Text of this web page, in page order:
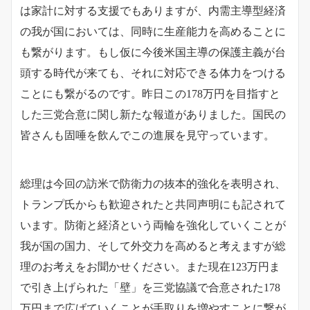
は家計に対する支援でもありますが、内需主導型経済
の我が国においては、同時に生産能力を高めることに
も繋がります。もし仮に今後米国主導の保護主義が台
頭する時代が来ても、それに対応できる体力をつける
ことにも繋がるのです。昨日この178万円を目指すと
した三党合意に関し新たな報道がありました。国民の
皆さんも固唾を飲んでこの進展を見守っています。
総理は今回の訪米で防衛力の抜本的強化を表明され、
トランプ氏からも歓迎されたと共同声明にも記されて
います。
防衛と経済という両輪を強化していくことが
我が国の国力、そして外交力を高めると考えますが総
理のお考えをお聞かせください。また現在123万円ま
で引き上げられた「壁」を三党協議で合意された178